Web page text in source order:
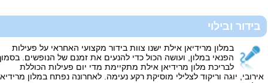
בידור ובילוי
במלון מרידיאן אילת ישנו צוות בידור מקצועי האחראי על פעילות
הפנאי במלון, ועושה הכול כדי להנעים את זמנם של הנופשים. בסמוך
לבריכת מלון מרידיאן אילת מתקיימת מדי יום פעילות הכוללת
אירובי, יוגה וריקוד לצלילי מוסיקת רקע נעימה. לאחרונה נפתח במלון מרידיאן